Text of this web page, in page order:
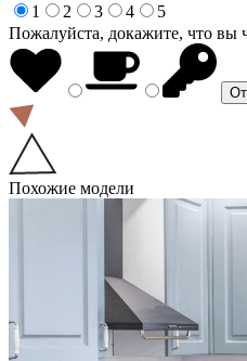
1
2 3 4
5
Пожалуйста, докажите, что вы
Похожие модели